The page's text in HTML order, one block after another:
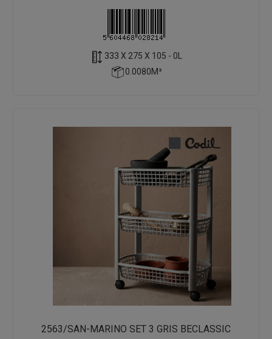
333 X 275 X 105 - 0L
0.0080M³
2563/SAN-MARINO SET 3 GRIS BECLASSIC